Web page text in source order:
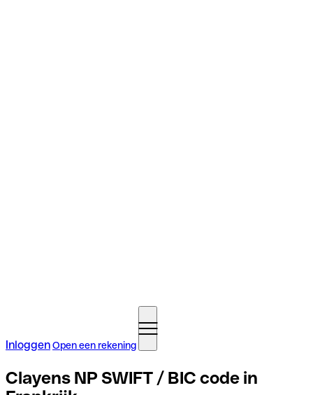
InloggenOpen een rekening
Clayens NP SWIFT / BIC code in